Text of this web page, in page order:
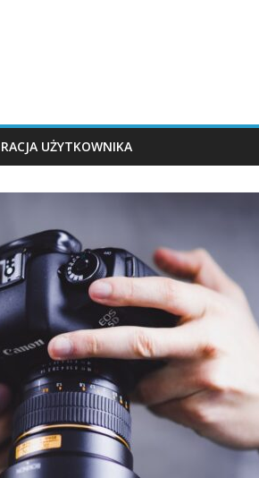
UŻYTKOWNIKA